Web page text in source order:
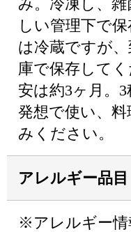
み。冷凍し、
しい管理下で
は冷蔵ですが
庫で保存して
安は約3ヶ月。
発想で使い、
みください。
アレルギー品目
※アレルギー情